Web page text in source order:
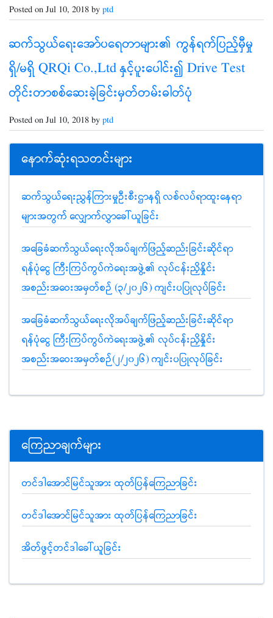
Posted on Jul 10, 2018 by ptd
ဆက်သွယ်ရေးအော်ပရေတာများ၏ ကွန်ရက်ပြည့်မှီမှု
ရှိ/မရှိ QRQi Co.,Ltd နှင့်ပူးပေါင်း၍ Drive Test
တိုင်းတာစစ်ဆေးခဲ့ခြင်းမှတ်တမ်းဓါတ်ပုံ
Posted on Jul 10, 2018 by ptd
နောက်ဆုံးရသတင်းများ
ဆက်သွယ်ရေးညွှန်ကြားမှုဦးစီးဌာနရှိ လစ်လပ်ရာထူးနေရာ
များအတွက် လျှောက်လွှာခေါ်ယူခြင်း
အခြေခံဆက်သွယ်ရေးလိုအပ်ချက်ဖြည့်ဆည်းခြင်းဆိုင်ရာ
ရန်ပုံငွေ ကြီးကြပ်ကွပ်ကဲရေးအဖွဲ့၏ လုပ်ငန်းညှိနှိုင်း
အစည်းအဝေးအမှတ်စဉ် (၃/၂၀၂၆) ကျင်းပပြုလုပ်ခြင်း
အခြေခံဆက်သွယ်ရေးလိုအပ်ချက်ဖြည့်ဆည်းခြင်းဆိုင်ရာ
ရန်ပုံငွေ ကြီးကြပ်ကွပ်ကဲရေးအဖွဲ့၏ လုပ်ငန်းညှိနှိုင်း
အစည်းအဝေးအမှတ်စဉ်(၂/၂၀၂၆) ကျင်းပပြုလုပ်ခြင်း
ကြေညာချက်များ
တင်ဒါအောင်မြင်သူအား ထုတ်ပြန်ကြေညာခြင်း
တင်ဒါအောင်မြင်သူအား ထုတ်ပြန်ကြေညာခြင်း
အိတ်ဖွင့်တင်ဒါခေါ်ယူခြင်း